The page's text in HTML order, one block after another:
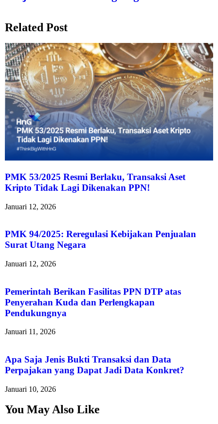
Related Post
PMK 53/2025 Resmi Berlaku, Transaksi Aset
Kripto Tidak Lagi Dikenakan PPN!
Januari 12, 2026
PMK 94/2025: Reregulasi Kebijakan Penjualan
Surat Utang Negara
Januari 12, 2026
Pemerintah Berikan Fasilitas PPN DTP atas
Penyerahan Kuda dan Perlengkapan
Pendukungnya
Januari 11, 2026
Apa Saja Jenis Bukti Transaksi dan Data
Perpajakan yang Dapat Jadi Data Konkret?
Januari 10, 2026
You May Also Like